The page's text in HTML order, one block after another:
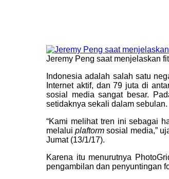
Jeremy Peng saat menjelaskan
Indonesia adalah salah satu
Internet aktif, dan 79 juta di
sosial media sangat besar.
setidaknya sekali dalam sebulan.
“Kami melihat tren ini sebagai
melaluiplaftorm sosial media,”
Jumat (13/1/17).
Karena itu menurutnya
pengambilan dan penyuntingan